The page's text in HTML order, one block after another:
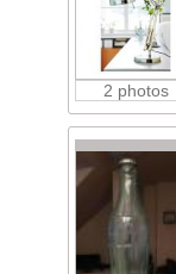
2 photos